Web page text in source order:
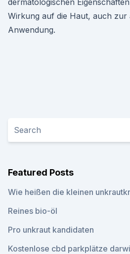
dermatologischen
Wirkung auf die Haut, auch zur
Anwendung.
Featured Posts
Wie heißen die kleinen
Reines bio-öl
Pro unkraut kandidaten
Kostenlose cbd parkplätze